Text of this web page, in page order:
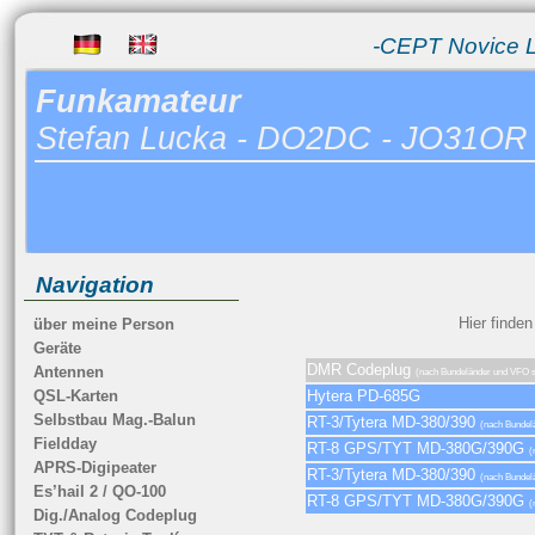
-CEPT Novice
Funkamateur
Stefan Lucka - DO2DC -
Navigation
über meine Person
Geräte
Antennen
QSL-Karten
Selbstbau Mag.-Balun
Fieldday
APRS-Digipeater
Es’hail 2 / QO-100
Dig./Analog Codeplug
Hier
DMR Codeplug (nach Bundeländer und
Hytera PD-685G
RT-3/Tytera MD-380/390 (nach
RT-8 GPS/TYT MD-380G/390G
RT-3/Tytera MD-380/390 (nach
RT-8 GPS/TYT MD-380G/390G